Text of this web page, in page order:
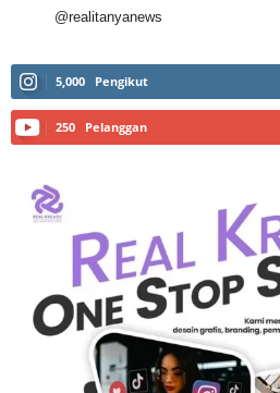
@realitanyanews
5,000 Pengikut
250 Pelanggan